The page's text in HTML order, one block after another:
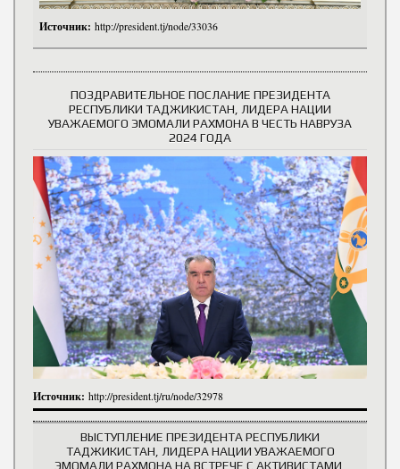
Источник: http://president.tj/node/33036
ПОЗДРАВИТЕЛЬНОЕ ПОСЛАНИЕ ПРЕЗИДЕНТА
РЕСПУБЛИКИ ТАДЖИКИСТАН, ЛИДЕРА НАЦИИ
УВАЖАЕМОГО ЭМОМАЛИ РАХМОНА В ЧЕСТЬ НАВРУЗА
2024 ГОДА
Источник: http://president.tj/ru/node/32978
ВЫСТУПЛЕНИЕ ПРЕЗИДЕНТА РЕСПУБЛИКИ
ТАДЖИКИСТАН, ЛИДЕРА НАЦИИ УВАЖАЕМОГО
ЭМОМАЛИ РАХМОНА НА ВСТРЕЧЕ С АКТИВИСТАМИ,